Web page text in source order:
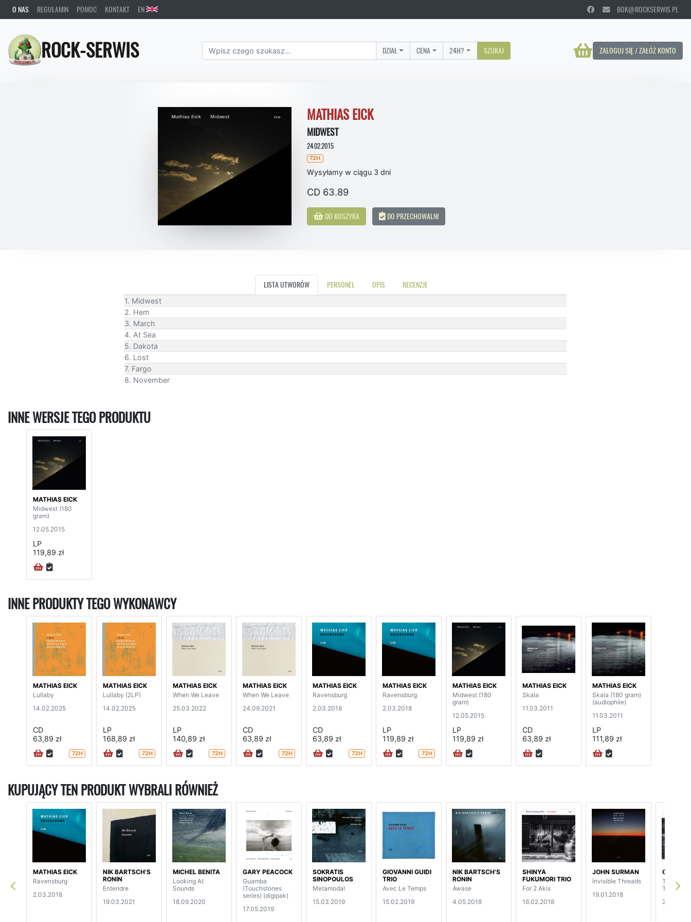
O NAS REGULAMIN POMOC KONTAKT EN BOK@ROCKSERWIS.PL
ROCK-SERWIS ZALOGUJ SIĘ / ZAŁÓŻ KONTO
DZIAŁ CENA 24H? SZUKAJ
MATHIAS EICK
MIDWEST
24.02.2015
72H
Wysyłamy w ciągu 3 dni
CD 63.89
DO KOSZYKA DO PRZECHOWALNI
LISTA UTWORÓW PERSONEL OPIS RECENZJE
1. Midwest
2. Hem
3. March
4. At Sea
5. Dakota
6. Lost
7. Fargo
8. November
INNE WERSJE TEGO PRODUKTU
MATHIAS EICK
Midwest (180
gram)
12.05.2015
LP
119,89 zł
INNE PRODUKTY TEGO WYKONAWCY
MATHIAS EICK
Lullaby
14.02.2025
CD
63,89 zł
72H
MATHIAS EICK
Lullaby (2LP)
14.02.2025
LP
168,89 zł
72H
MATHIAS EICK
When We Leave
25.03.2022
LP
140,89 zł
72H
MATHIAS EICK
When We Leave
24.09.2021
CD
63,89 zł
72H
MATHIAS EICK
Ravensburg
2.03.2018
CD
63,89 zł
72H
MATHIAS EICK
Ravensburg
2.03.2018
LP
119,89 zł
72H
MATHIAS EICK
Midwest (180
gram)
12.05.2015
LP
119,89 zł
MATHIAS EICK
Skala
11.03.2011
CD
63,89 zł
MATHIAS EICK
Skala (180 gram)
(audiophile)
11.03.2011
LP
111,89 zł
KUPUJĄCY TEN PRODUKT WYBRALI RÓWNIEŻ
MATHIAS EICK
Ravensburg
2.03.2018
NIK BARTSCH'S
RONIN
Entendre
19.03.2021
MICHEL BENITA
Looking At
Sounds
18.09.2020
GARY PEACOCK
Guamba
(Touchstones
series) (digipak)
17.05.2019
SOKRATIS
SINOPOULOS
Metamodal
15.03.2019
GIOVANNI GUIDI
TRIO
Avec Le Temps
15.02.2019
NIK BARTSCH'S
RONIN
Awase
4.05.2018
SHINYA
FUKUMORI TRIO
For 2 Akis
16.02.2018
JOHN SURMAN
Invisible Threads
19.01.2018
CHRIS
The
The